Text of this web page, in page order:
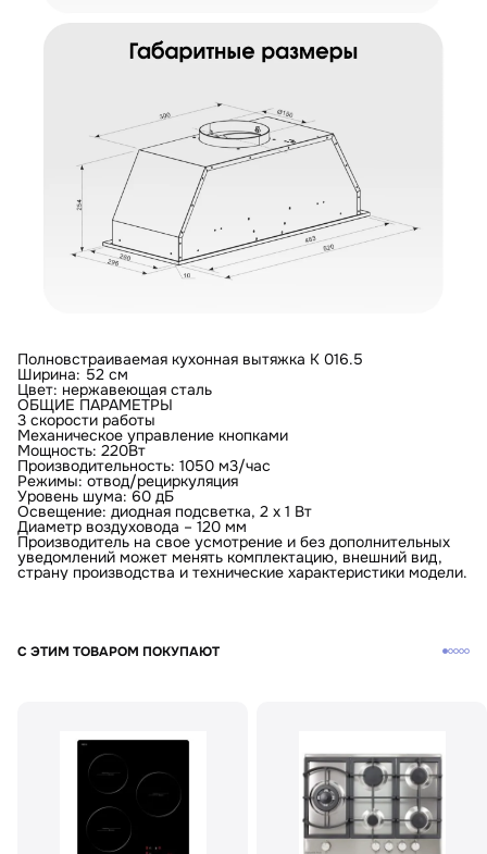
Полновстраиваемая кухонная вытяжка K 016.5
Ширина: 52 см
Цвет: нержавеющая сталь
ОБЩИЕ ПАРАМЕТРЫ
3 скорости работы
Механическое управление кнопками
Мощность: 220Вт
Производительность: 1050 м3/час
Режимы: отвод/рециркуляция
Уровень шума: 60 дБ
Освещение: диодная подсветка, 2 х 1 Вт
Диаметр воздуховода – 120 мм
Производитель на свое усмотрение и без дополнительных
уведомлений может менять комплектацию, внешний вид,
страну производства и технические характеристики модели.
С ЭТИМ ТОВАРОМ ПОКУПАЮТ